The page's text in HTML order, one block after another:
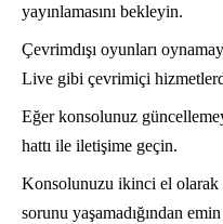
yayınlamasını bekleyin.
Çevrimdışı oyunları
Live gibi çevrimiçi
Eğer konsolunuz
hattı ile iletişime geçin.
Konsolunuzu ikinci el olarak
sorunu yaşamadığından